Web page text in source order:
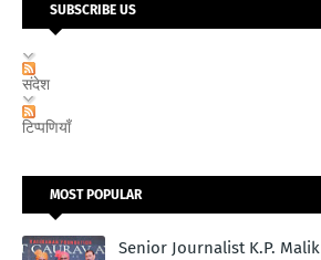
SUBSCRIBE US
संदेश
टिप्पणियाँ
MOST POPULAR
Senior Journalist K.P.